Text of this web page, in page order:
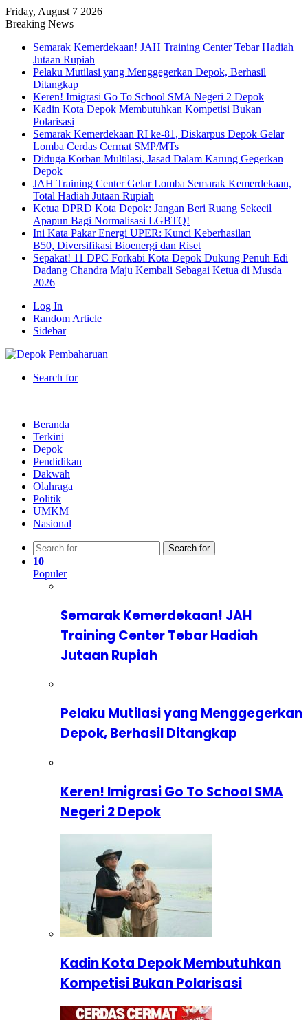
Friday, August 7 2026
Breaking News
Semarak Kemerdekaan! JAH Training Center Tebar Hadiah
Jutaan Rupiah
Pelaku Mutilasi yang Menggegerkan Depok, Berhasil
Ditangkap
Keren! Imigrasi Go To School SMA Negeri 2 Depok
Kadin Kota Depok Membutuhkan Kompetisi Bukan
Polarisasi
Semarak Kemerdekaan RI ke-81, Diskarpus Depok Gelar
Lomba Cerdas Cermat SMP/MTs
Diduga Korban Multilasi, Jasad Dalam Karung Gegerkan
Depok
JAH Training Center Gelar Lomba Semarak Kemerdekaan,
Total Hadiah Jutaan Rupiah
Ketua DPRD Kota Depok: Jangan Beri Ruang Sekecil
Apapun Bagi Normalisasi LGBTQ!
Ini Kata Pakar Energi UPER: Kunci Keberhasilan
B50, Diversifikasi Bioenergi dan Riset
Sepakat! 11 DPC Forkabi Kota Depok Dukung Penuh Edi
Dadang Chandra Maju Kembali Sebagai Ketua di Musda
2026
Log In
Random Article
Sidebar
Search for
Beranda
Terkini
Depok
Pendidikan
Dakwah
Olahraga
Politik
UMKM
Nasional
Search for
10
Populer
Semarak Kemerdekaan! JAH
Training Center Tebar Hadiah
Jutaan Rupiah
Pelaku Mutilasi yang Menggegerkan
Depok, Berhasil Ditangkap
Keren! Imigrasi Go To School SMA
Negeri 2 Depok
Kadin Kota Depok Membutuhkan
Kompetisi Bukan Polarisasi